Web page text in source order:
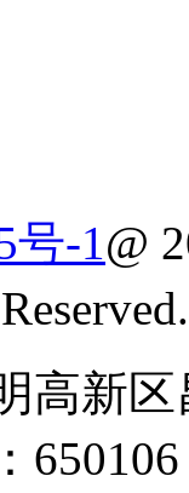
号-1@
高新
650106